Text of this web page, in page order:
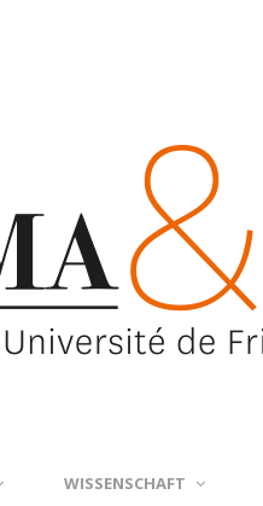
WISSENSCHAFT